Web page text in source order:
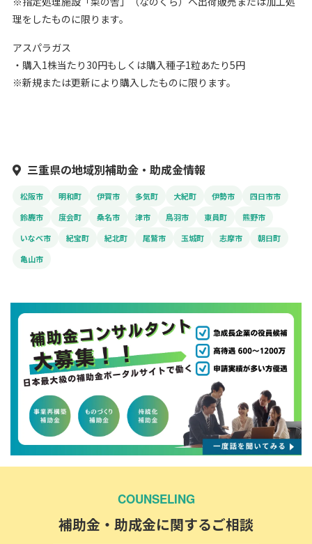
理をしたものに限ります。
アスパラガス
・購入1株当たり30円もしくは購入種子1粒あたり5円
※新規または更新により購入したものに限ります。
三重県の地域別補助金・助成金情報
松阪市 明和町 伊賀市 多気町 大紀町 伊勢市
四日市市
鈴鹿市
度会町 桑名市 津市 鳥羽市 東員町
熊野市
いなべ市
紀宝町 紀北町 尾鷲市 玉城町 志摩市
朝日町
亀山市
COUNSELING
補助金・助成金に関するご相談